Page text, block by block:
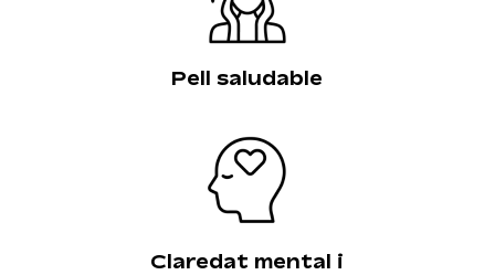
Pell saludable
Claredat mental i